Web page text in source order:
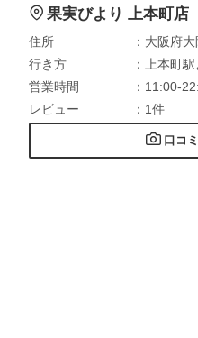
果実びより 上本町店
住所
行き方
：上本町
営業時間
：11:00-
レビュー
：1件
口コ